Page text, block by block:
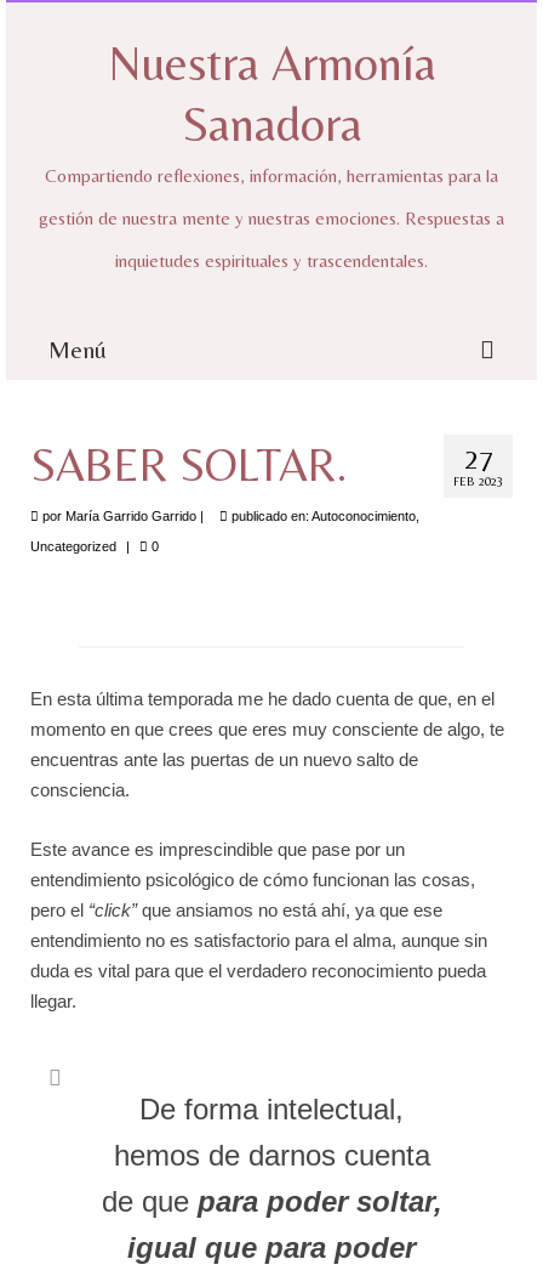
Nuestra Armonía
Sanadora
Compartiendo reflexiones, información, herramientas para la
gestión de nuestra mente y nuestras emociones. Respuestas a
inquietudes espirituales y trascendentales.
Menú
Sobre mí
Nuestra Armonía Sanadora
Eventos
El telón de la muerte
Contacto
27
FEB 2023
SABER SOLTAR.
por María Garrido Garrido | publicado en: Autoconocimiento
Uncategorized | 0
En esta última temporada me he dado cuenta de que, en el
momento en que crees que eres muy consciente de algo, te
encuentras ante las puertas de un nuevo salto de
consciencia.
Este avance es imprescindible que pase por un
entendimiento psicológico de cómo funcionan las cosas,
pero el “click”que ansiamos no está ahí, ya que ese
entendimiento no es satisfactorio para el alma, aunque sin
duda es vital para que el verdadero reconocimiento pueda
llegar.
De forma intelectual,
hemos de darnos cuenta
de que para poder soltar,
igual que para poder